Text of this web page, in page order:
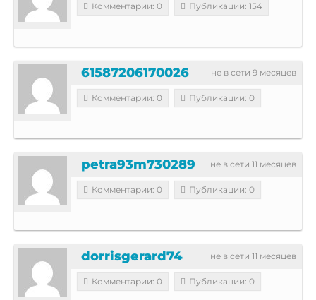
Комментарии: 0 Публикации: 154
не в сети 9 месяцев
61587206170026
Комментарии: 0 Публикации: 0
не в сети 11 месяцев
petra93m730289
Комментарии: 0 Публикации: 0
не в сети 11 месяцев
dorrisgerard74
Комментарии: 0 Публикации: 0